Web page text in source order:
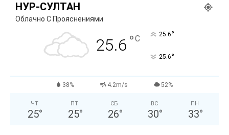
НУР-СУЛТАН
Облачно С Прояснениями
25.6 °C 25.6°
25.6°
38% 4.2m/s 52%
ЧТ
25°
ПТ
25°
СБ
26°
ВС
30°
ПН
33°